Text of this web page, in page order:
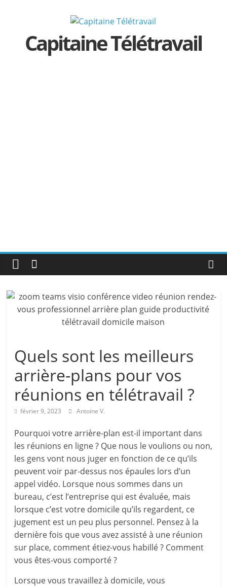
Capitaine Télétravail
Quels sont les meilleurs
arrière-plans pour vos
réunions en télétravail ?
février 9, 2023 Antoine V.
Pourquoi votre arrière-plan est-il important dans
les réunions en ligne ? Que nous le voulions ou non,
les gens vont nous juger en fonction de ce qu’ils
peuvent voir par-dessus nos épaules lors d’un
appel vidéo. Lorsque nous sommes dans un
bureau, c’est l’entreprise qui est évaluée, mais
lorsque c’est votre domicile qu’ils regardent, ce
jugement est un peu plus personnel. Pensez à la
dernière fois que vous avez assisté à une réunion
sur place, comment étiez-vous habillé ? Comment
vous êtes-vous comporté ?
Lorsque vous travaillez à domicile, vous